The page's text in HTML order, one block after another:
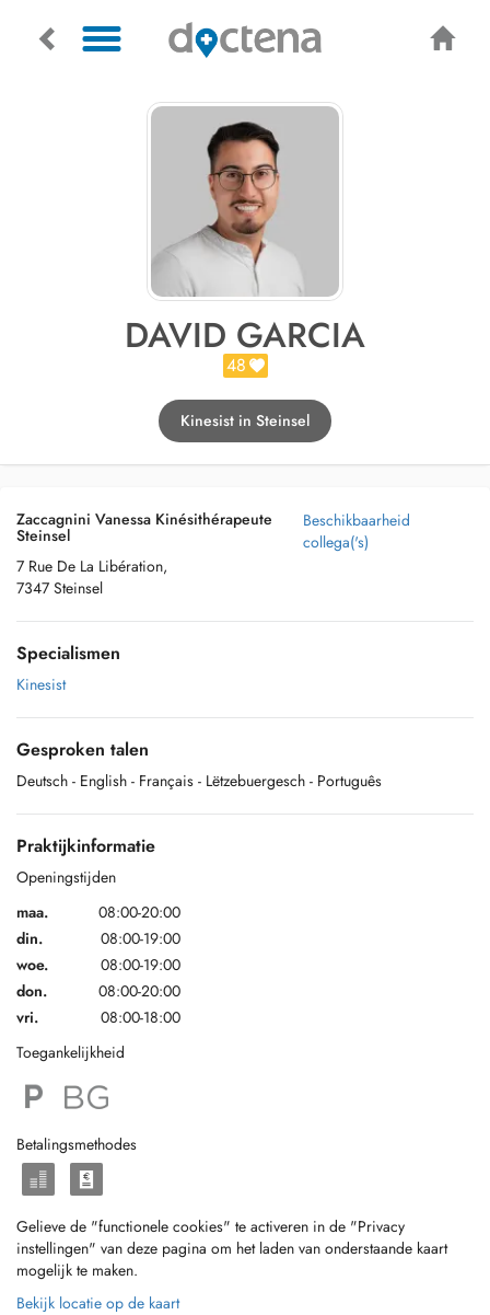
DAVID GARCIA
48
Kinesist in Steinsel
Zaccagnini Vanessa Kinésithérapeute
Steinsel
7 Rue De La Libération,
7347 Steinsel
Beschikbaarheid
collega('s)
Specialismen
Kinesist
Gesproken talen
Deutsch - English - Français - Lëtzebuergesch - Português
Praktijkinformatie
Openingstijden
maa.
08:00-20:00
din.
08:00-19:00
woe.
08:00-19:00
don.
08:00-20:00
vri.
08:00-18:00
Toegankelijkheid
Betalingsmethodes
Gelieve de "functionele cookies" te activeren in de "Privacy
instellingen" van deze pagina om het laden van onderstaande kaart
mogelijk te maken.
Bekijk locatie op de kaart